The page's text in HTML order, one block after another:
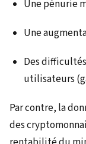
Une pénurie
Une
Des
utilisateurs
Par contre, la
des